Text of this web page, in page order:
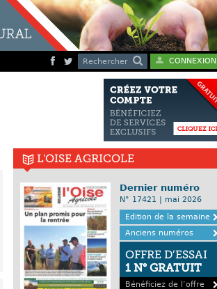
Rechercher CONNEXION
L'OISE AGRICOLE
Dernier numéro
N° 17421 | mai 2026
Edition de la semaine
Anciens numéros
OFFRE D’ESSAI
1 N° GRATUIT
Bénéficiez de l’offre